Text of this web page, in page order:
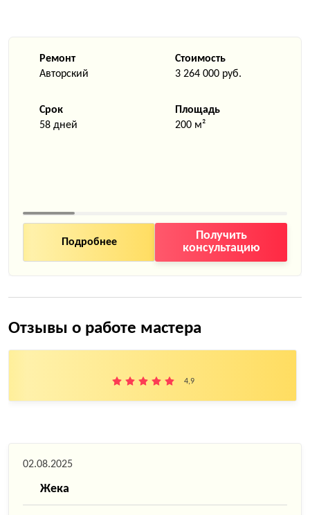
Ремонт
Авторский
Стоимость
3 264 000 руб.
Срок
58 дней
Площадь
200 м²
Подробнее
Получить
консультацию
Отзывы о работе мастера
4,9
02.08.2025
Жека